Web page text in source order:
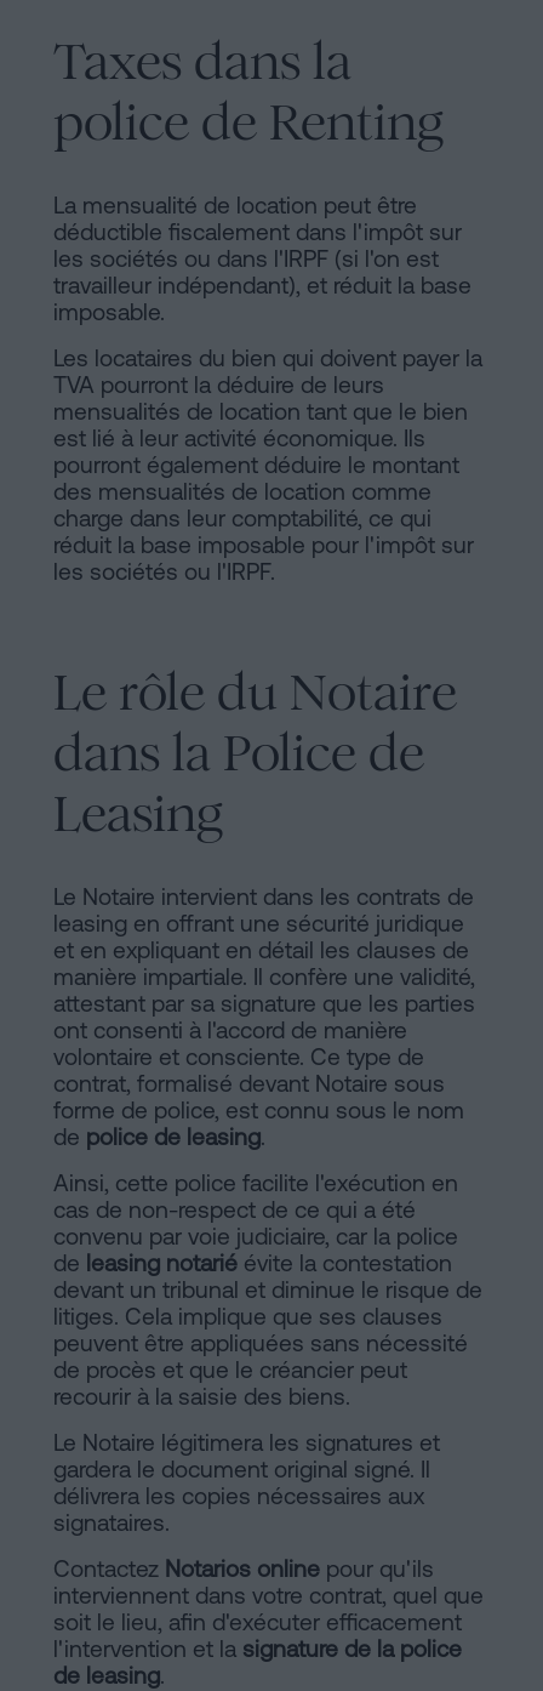
Taxes dans la
police de Renting
La mensualité de location peut être
déductible fiscalement dans l'impôt sur
les sociétés ou dans l'IRPF (si l'on est
travailleur indépendant), et réduit la base
imposable.
Les locataires du bien qui doivent payer la
TVA pourront la déduire de leurs
mensualités de location tant que le bien
est lié à leur activité économique. Ils
pourront également déduire le montant
des mensualités de location comme
charge dans leur comptabilité, ce qui
réduit la base imposable pour l'impôt sur
les sociétés ou l'IRPF.
Le rôle du Notaire
dans la Police de
Leasing
Le Notaire intervient dans les contrats de
leasing en offrant une sécurité juridique
et en expliquant en détail les clauses de
manière impartiale. Il confère une validité,
attestant par sa signature que les parties
ont consenti à l'accord de manière
volontaire et consciente. Ce type de
contrat, formalisé devant Notaire sous
forme de police, est connu sous le nom
de police de leasing.
Ainsi, cette police facilite l'exécution en
cas de non-respect de ce qui a été
convenu par voie judiciaire, car la police
de leasing notarié évite la contestation
devant un tribunal et diminue le risque de
litiges. Cela implique que ses clauses
peuvent être appliquées sans nécessité
de procès et que le créancier peut
recourir à la saisie des biens.
Le Notaire légitimera les signatures et
gardera le document original signé. Il
délivrera les copies nécessaires aux
signataires.
Contactez Notarios online pour qu'ils
interviennent dans votre contrat, quel que
soit le lieu, afin d'exécuter efficacement
l'intervention et la signature de la police
de leasing.